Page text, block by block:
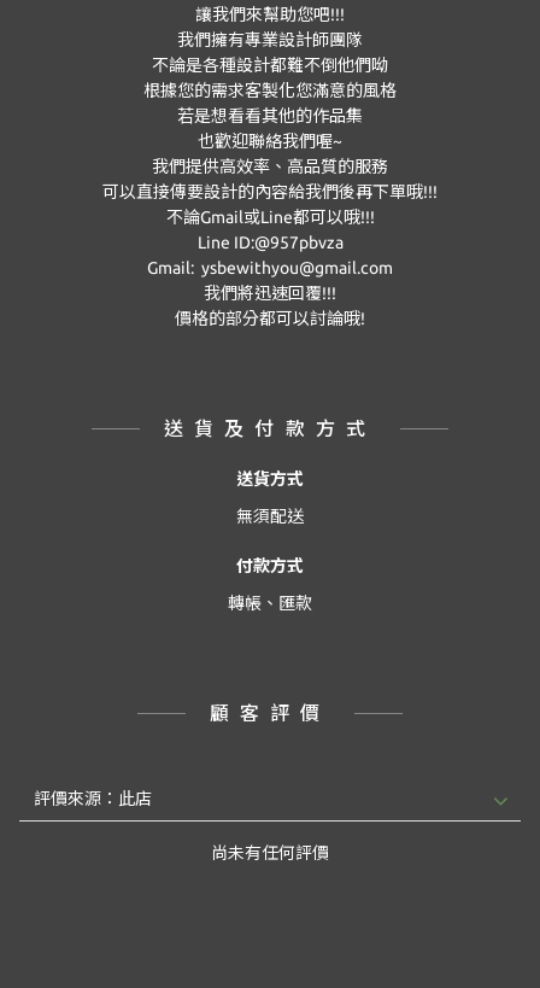
讓我們來幫助您吧!!!
我們擁有專業設計師團隊
不論是各種設計都難不倒他們呦
根據您的需求客製化您滿意的風格
若是想看看其他的作品集
也歡迎聯絡我們喔~
我們提供高效率、高品質的服務
可以直接傳要設計的內容給我們後再下單哦!!!
不論Gmail或Line都可以哦!!!
Line ID:@957pbvza
Gmail: ysbewithyou@gmail.com
我們將迅速回覆!!!
價格的部分都可以討論哦!
送貨及付款方式
送貨方式
無須配送
付款方式
轉帳、匯款
顧客評價
尚未有任何評價